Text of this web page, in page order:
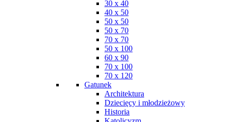
30 x 40
40 x 50
50 x 50
50 x 70
70 x 70
50 x 100
60 x 90
70 x 100
70 x 120
Gatunek
Architektura
Dziecięcy i młodzieżowy
Historia